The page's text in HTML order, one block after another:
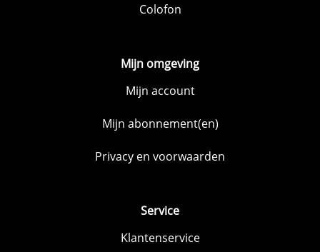
Colofon
Mijn omgeving
Mijn account
Mijn abonnement(en)
Privacy en voorwaarden
Service
Klantenservice